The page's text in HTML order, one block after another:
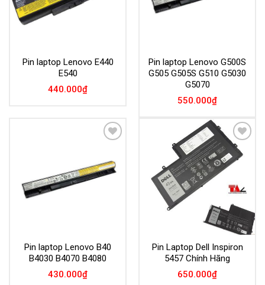
Pin laptop Lenovo E440
E540
440.000₫
Pin laptop Lenovo G500S
G505 G505S G510 G5030
G5070
550.000₫
Pin laptop Lenovo B40
B4030 B4070 B4080
430.000₫
Add to
Wishlist
Pin Laptop Dell Inspiron
5457 Chính Hãng
650.000₫